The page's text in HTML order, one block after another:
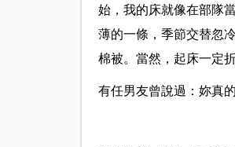
始，我的床就像在部隊
薄的一條，季節交替忽
棉被。當然，起床一定
有任男友曾說過：妳真